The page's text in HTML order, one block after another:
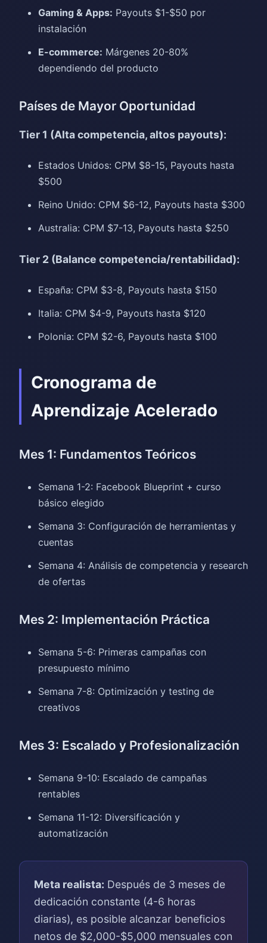
Gaming & Apps: Payouts $1-$50 por
instalación
E-commerce: Márgenes 20-80%
dependiendo del producto
Países de Mayor Oportunidad
Tier 1 (Alta competencia, altos payouts):
Estados Unidos: CPM $8-15, Payouts hasta
$500
Reino Unido: CPM $6-12, Payouts hasta $300
Australia: CPM $7-13, Payouts hasta $250
Tier 2 (Balance competencia/rentabilidad):
España: CPM $3-8, Payouts hasta $150
Italia: CPM $4-9, Payouts hasta $120
Polonia: CPM $2-6, Payouts hasta $100
Cronograma de
Aprendizaje Acelerado
Mes 1: Fundamentos Teóricos
Semana 1-2: Facebook Blueprint + curso
básico elegido
Semana 3: Configuración de herramientas y
cuentas
Semana 4: Análisis de competencia y research
de ofertas
Mes 2: Implementación Práctica
Semana 5-6: Primeras campañas con
presupuesto mínimo
Semana 7-8: Optimización y testing de
creativos
Mes 3: Escalado y Profesionalización
Semana 9-10: Escalado de campañas
rentables
Semana 11-12: Diversificación y
automatización
Meta realista: Después de 3 meses de
dedicación constante (4-6 horas
diarias), es posible alcanzar beneficios
netos de $2,000-$5,000 mensuales con